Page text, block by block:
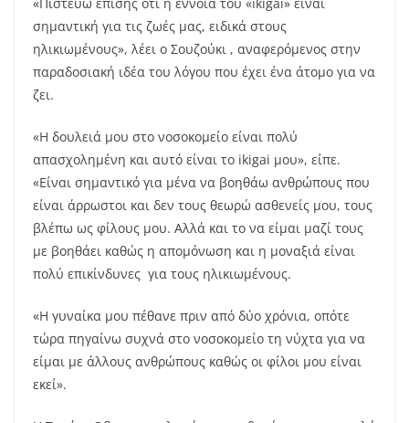
«Πιστεύω επίσης ότι η έννοια του «ikigai» είναι
σημαντική για τις ζωές μας, ειδικά στους
ηλικιωμένους», λέει ο Σουζούκι , αναφερόμενος στην
παραδοσιακή ιδέα του λόγου που έχει ένα άτομο για να
ζει.
«Η δουλειά μου στο νοσοκομείο είναι πολύ
απασχολημένη και αυτό είναι το ikigai μου», είπε.
«Είναι σημαντικό για μένα να βοηθάω ανθρώπους που
είναι άρρωστοι και δεν τους θεωρώ ασθενείς μου, τους
βλέπω ως φίλους μου. Αλλά και το να είμαι μαζί τους
με βοηθάει καθώς η απομόνωση και η μοναξιά είναι
πολύ επικίνδυνες για τους ηλικιωμένους.
«Η γυναίκα μου πέθανε πριν από δύο χρόνια, οπότε
τώρα πηγαίνω συχνά στο νοσοκομείο τη νύχτα για να
είμαι με άλλους ανθρώπους καθώς οι φίλοι μου είναι
εκεί».